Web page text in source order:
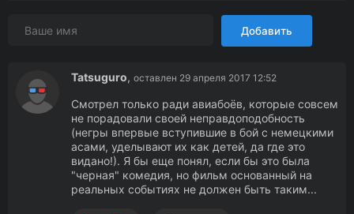
Добавить
Tatsuguro, оставлен 29 апреля 2017 12:52
Смотрел только ради авиабоёв, которые совсем
не порадовали своей неправдоподобность
(негры впервые вступившие в бой с немецкими
асами, уделывают их как детей, да где это
видано!). Я бы еще понял, если бы это была
"черная" комедия, но фильм основанный на
реальных событиях не должен быть таким...